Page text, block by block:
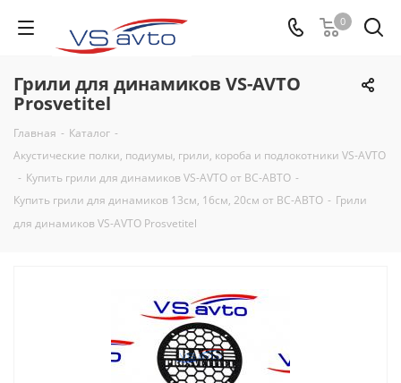
0
Грили для динамиков VS-AVTO
Prosvetitel
Главная - Каталог -
Акустические полки, подиумы, грили, короба и подлокотники VS-AVTO
- Купить грили для динамиков VS-AVTO от ВС-АВТО -
Купить грили для динамиков 13см, 16см, 20см от ВС-АВТО - Грили
для динамиков VS-AVTO Prosvetitel